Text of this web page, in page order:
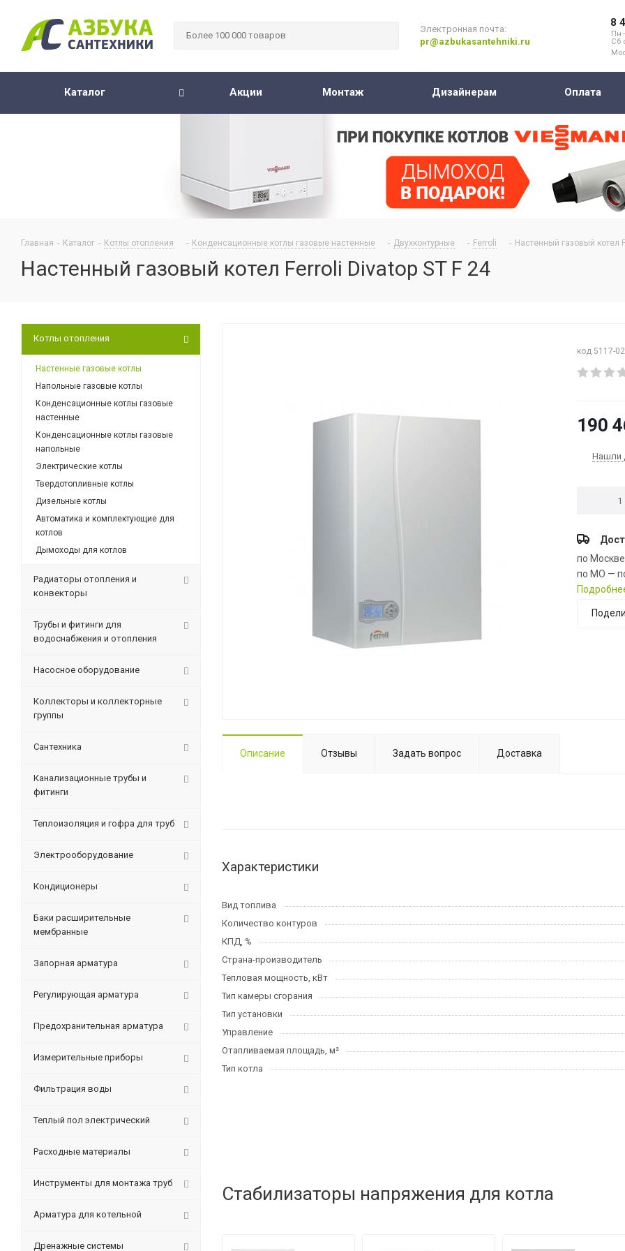
Электронная почта:
pr@azbukasantehniki.ru
8
Сб
Каталог Акции Монтаж Дизайнерам Оплата
Главная - Каталог - Котлы отопления - Конденсационные котлы газовые настенные - Двухконтурные - Ferroli - Настенный газовый котел
Настенный газовый котел Ferroli Divatop ST F 24
код 5117-
190
Нашли
по
по МО —
Описание Отзывы Задать вопрос Доставка
Характеристики
Вид топлива
Количество контуров
КПД, %
Страна-производитель
Тепловая мощность, кВт
Тип камеры сгорания
Тип установки
Управление
Отапливаемая площадь, м²
Тип котла
Стабилизаторы напряжения для котла
Котлы отопления
Настенные газовые котлы
Напольные газовые котлы
Конденсационные котлы газовые
настенные
Конденсационные котлы газовые
напольные
Электрические котлы
Твердотопливные котлы
Дизельные котлы
Автоматика и комплектующие для
котлов
Дымоходы для котлов
Радиаторы отопления и
конвекторы
Трубы и фитинги для
водоснабжения и отопления
Насосное оборудование
Коллекторы и коллекторные
группы
Сантехника
Канализационные трубы и
фитинги
Теплоизоляция и гофра для труб
Электрооборудование
Кондиционеры
Баки расширительные
мембранные
Запорная арматура
Регулирующая арматура
Предохранительная арматура
Измерительные приборы
Фильтрация воды
Теплый пол электрический
Расходные материалы
Инструменты для монтажа труб
Арматура для котельной
Дренажные системы